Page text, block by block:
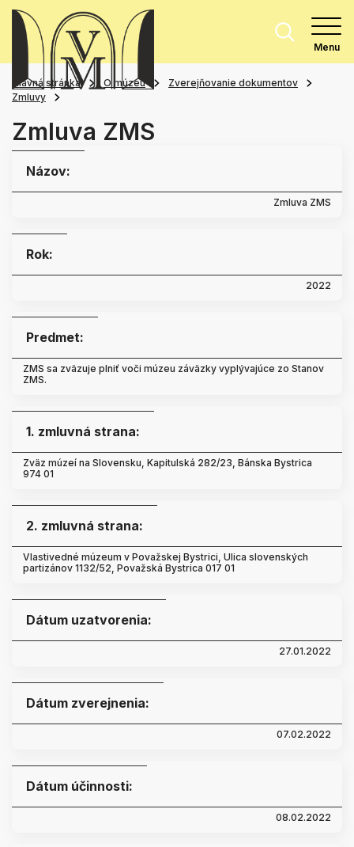
Menu
Hlavná stránka O múzeu
Zverejňovanie dokumentov
Zmluvy
Zmluva ZMS
Názov:
Zmluva ZMS
Rok:
2022
Predmet:
ZMS sa zväzuje plniť voči múzeu záväzky vyplývajúce zo Stanov
ZMS.
1. zmluvná strana:
Zväz múzeí na Slovensku, Kapitulská 282/23, Bánska Bystrica
974 01
2. zmluvná strana:
Vlastivedné múzeum v Považskej Bystrici, Ulica slovenských
partizánov 1132/52, Považská Bystrica 017 01
Dátum uzatvorenia:
27.01.2022
Dátum zverejnenia:
07.02.2022
Dátum účinnosti:
08.02.2022